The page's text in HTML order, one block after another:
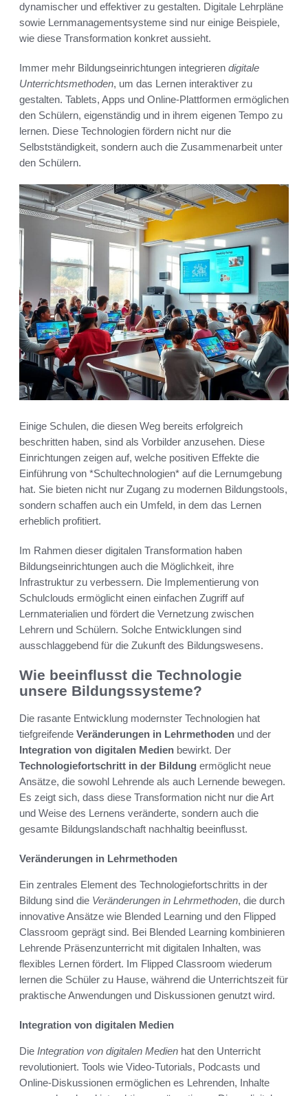
dynamischer und effektiver zu gestalten. Digitale Lehrpläne
sowie Lernmanagementsysteme sind nur einige Beispiele,
wie diese Transformation konkret aussieht.
Immer mehr Bildungseinrichtungen integrieren digitale
Unterrichtsmethoden, um das Lernen interaktiver zu
gestalten. Tablets, Apps und Online-Plattformen ermöglichen
den Schülern, eigenständig und in ihrem eigenen Tempo zu
lernen. Diese Technologien fördern nicht nur die
Selbstständigkeit, sondern auch die Zusammenarbeit unter
den Schülern.
Einige Schulen, die diesen Weg bereits erfolgreich
beschritten haben, sind als Vorbilder anzusehen. Diese
Einrichtungen zeigen auf, welche positiven Effekte die
Einführung von *Schultechnologien* auf die Lernumgebung
hat. Sie bieten nicht nur Zugang zu modernen Bildungstools,
sondern schaffen auch ein Umfeld, in dem das Lernen
erheblich profitiert.
Im Rahmen dieser digitalen Transformation haben
Bildungseinrichtungen auch die Möglichkeit, ihre
Infrastruktur zu verbessern. Die Implementierung von
Schulclouds ermöglicht einen einfachen Zugriff auf
Lernmaterialien und fördert die Vernetzung zwischen
Lehrern und Schülern. Solche Entwicklungen sind
ausschlaggebend für die Zukunft des Bildungswesens.
Wie beeinflusst die Technologie
unsere Bildungssysteme?
Die rasante Entwicklung modernster Technologien hat
tiefgreifende Veränderungen in Lehrmethoden und der
Integration von digitalen Medien bewirkt. Der
Technologiefortschritt in der Bildung ermöglicht neue
Ansätze, die sowohl Lehrende als auch Lernende bewegen.
Es zeigt sich, dass diese Transformation nicht nur die Art
und Weise des Lernens veränderte, sondern auch die
gesamte Bildungslandschaft nachhaltig beeinflusst.
Veränderungen in Lehrmethoden
Ein zentrales Element des Technologiefortschritts in der
Bildung sind die Veränderungen in Lehrmethoden, die durch
innovative Ansätze wie Blended Learning und den Flipped
Classroom geprägt sind. Bei Blended Learning kombinieren
Lehrende Präsenzunterricht mit digitalen Inhalten, was
flexibles Lernen fördert. Im Flipped Classroom wiederum
lernen die Schüler zu Hause, während die Unterrichtszeit für
praktische Anwendungen und Diskussionen genutzt wird.
Integration von digitalen Medien
Die Integration von digitalen Medien hat den Unterricht
revolutioniert. Tools wie Video-Tutorials, Podcasts und
Online-Diskussionen ermöglichen es Lehrenden, Inhalte